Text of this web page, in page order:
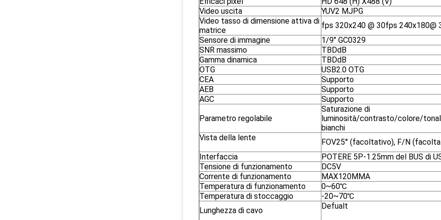
Video uscita
YUV2 MJPG
Video tasso di dimensione attiva di
matrice
fps 320x240 @ 30fps 240x180@
Sensore di immagine
1/9" GC0329
SNR massimo
TBDdB
Gamma dinamica
TBDdB
OTG
USB2.0 OTG
CEA
Supporto
AEB
Supporto
AGC
Supporto
Parametro regolabile
Saturazione di
luminosità/contrasto/colore/
bianchi
Vista della lente
FOV25° (facoltativo), F/N
Interfaccia
POTERE 5P-1.25mm del BUS di
Tensione di funzionamento
DC5V
Corrente di funzionamento
MAX120MMA
Temperatura di funzionamento
0~60℃
Temperatura di stoccaggio
-20~70℃
Lunghezza di cavo
Defualt